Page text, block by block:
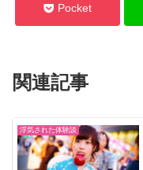
Pocket
関連記事
浮気された体験談